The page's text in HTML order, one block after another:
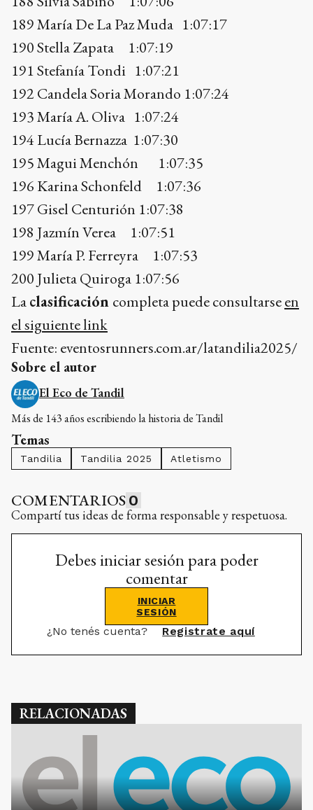
194 Lucía Bernazza 1:07:30
195 Magui Menchón 1:07:35
196 Karina Schonfeld 1:07:36
197 Gisel Centurión 1:07:38
198 Jazmín Verea 1:07:51
199 María P. Ferreyra 1:07:53
200 Julieta Quiroga 1:07:56
Laclasificacióncompleta puede consultarse
el siguiente link
Fuente: eventosrunners.com.ar/latandilia2025/
Sobre el autor
El Eco de Tandil
Más de 143 años escribiendo la historia de Tandil
Temas
Tandilia Tandilia 2025
COMENTARIOS
Compartí tus ideas de forma responsable y respetuosa.
comentar
INICIAR
¿No tenés cuenta?
RELACIONADAS
Independiente pagó caro sus errores frente a